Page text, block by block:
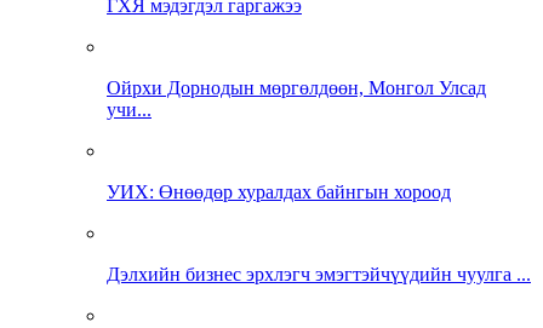
ГХЯ мэдэгдэл гаргажээ
Ойрхи Дорнодын мөргөлдөөн, Монгол Улсад
учи...
УИХ: Өнөөдөр хуралдах байнгын хороод
Дэлхийн бизнес эрхлэгч эмэгтэйчүүдийн чуулга ...